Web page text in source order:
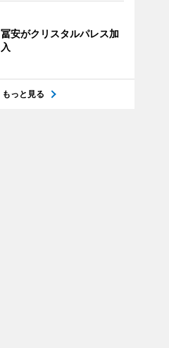
冨安がクリスタルパレス加
入
もっと見る